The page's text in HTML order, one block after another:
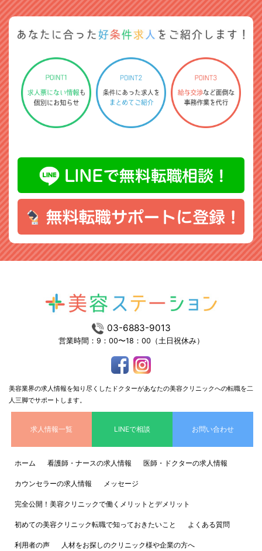
03-6883-9013
営業時間：9：00〜18：00（土日祝休み）
美容業界の求人情報を知り尽くしたドクターがあなたの美容クリニックへの転職を二
人三脚でサポートします。
求人情報一覧 LINEで相談 お問い合わせ
ホーム 看護師・ナースの求人情報 医師・ドクターの求人情報
カウンセラーの求人情報 メッセージ
完全公開！美容クリニックで働くメリットとデメリット
初めての美容クリニック転職で知っておきたいこと よくある質問
利用者の声 人材をお探しのクリニック様や企業の方へ